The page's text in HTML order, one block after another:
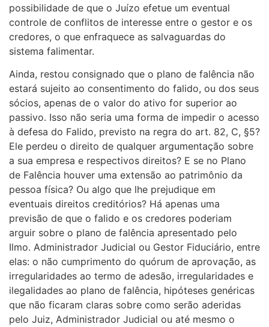
possibilidade de que o Juízo efetue um eventual
controle de conflitos de interesse entre o gestor e os
credores, o que enfraquece as salvaguardas do
sistema falimentar.
Ainda, restou consignado que o plano de falência não
estará sujeito ao consentimento do falido, ou dos seus
sócios, apenas de o valor do ativo for superior ao
passivo. Isso não seria uma forma de impedir o acesso
à defesa do Falido, previsto na regra do art. 82, C, §5?
Ele perdeu o direito de qualquer argumentação sobre
a sua empresa e respectivos direitos? E se no Plano
de Falência houver uma extensão ao patrimônio da
pessoa física? Ou algo que lhe prejudique em
eventuais direitos creditórios? Há apenas uma
previsão de que o falido e os credores poderiam
arguir sobre o plano de falência apresentado pelo
Ilmo. Administrador Judicial ou Gestor Fiduciário, entre
elas: o não cumprimento do quórum de aprovação, as
irregularidades ao termo de adesão, irregularidades e
ilegalidades ao plano de falência, hipóteses genéricas
que não ficaram claras sobre como serão aderidas
pelo Juiz, Administrador Judicial ou até mesmo o